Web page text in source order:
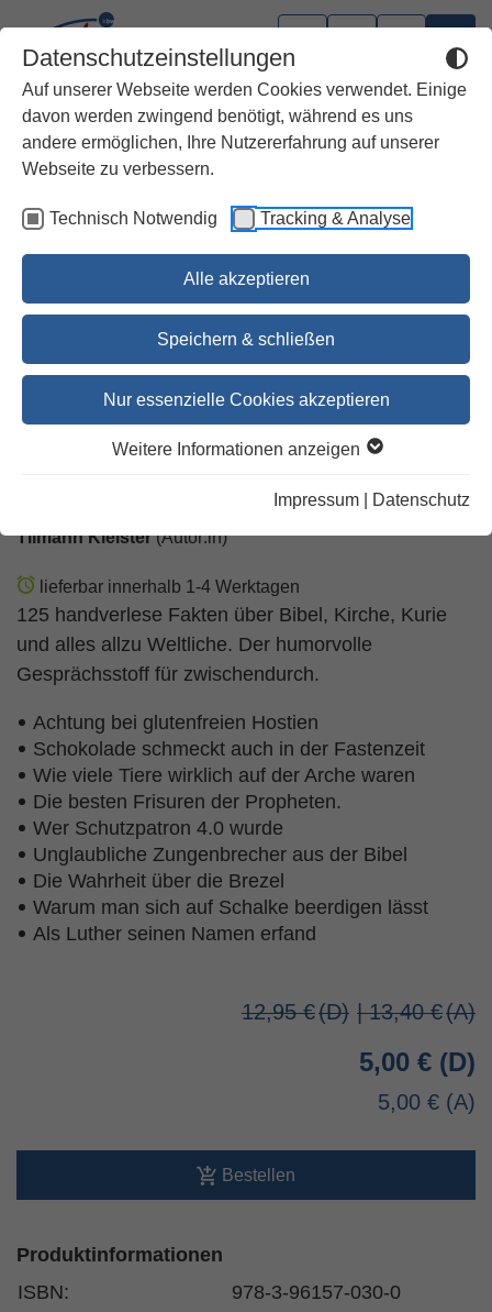
Datenschutzeinstellungen
Auf unserer Webseite werden Cookies verwendet. Einige
davon werden zwingend benötigt, während es uns
andere ermöglichen, Ihre Nutzererfahrung auf unserer
Webseite zu verbessern.
Technisch Notwendig Tracking & Analyse
Alle akzeptieren
Speichern & schließen
Nur essenzielle Cookies akzeptieren
Weitere Informationen anzeigen
Impressum Datenschutz
Wie der Golf vom Papst ins
Tilmann Kleister(Autor:in)
lieferbar innerhalb 1-4 Werktagen
125 handverlese Fakten über Bibel, Kirche, Kurie
und alles allzu Weltliche. Der humorvolle
Gesprächsstoff für zwischendurch.
Achtung bei glutenfreien Hostien
Schokolade schmeckt auch in der Fastenzeit
Wie viele Tiere wirklich auf der Arche waren
Die besten Frisuren der Propheten.
Wer Schutzpatron 4.0 wurde
Unglaubliche Zungenbrecher aus der Bibel
Die Wahrheit über die Brezel
Warum man sich auf Schalke beerdigen lässt
Als Luther seinen Namen erfand
12,95 € | 13,40 €
5,00 €
5,00 €
Bestellen
Produktinformationen
ISBN:
978-3-96157-030-0